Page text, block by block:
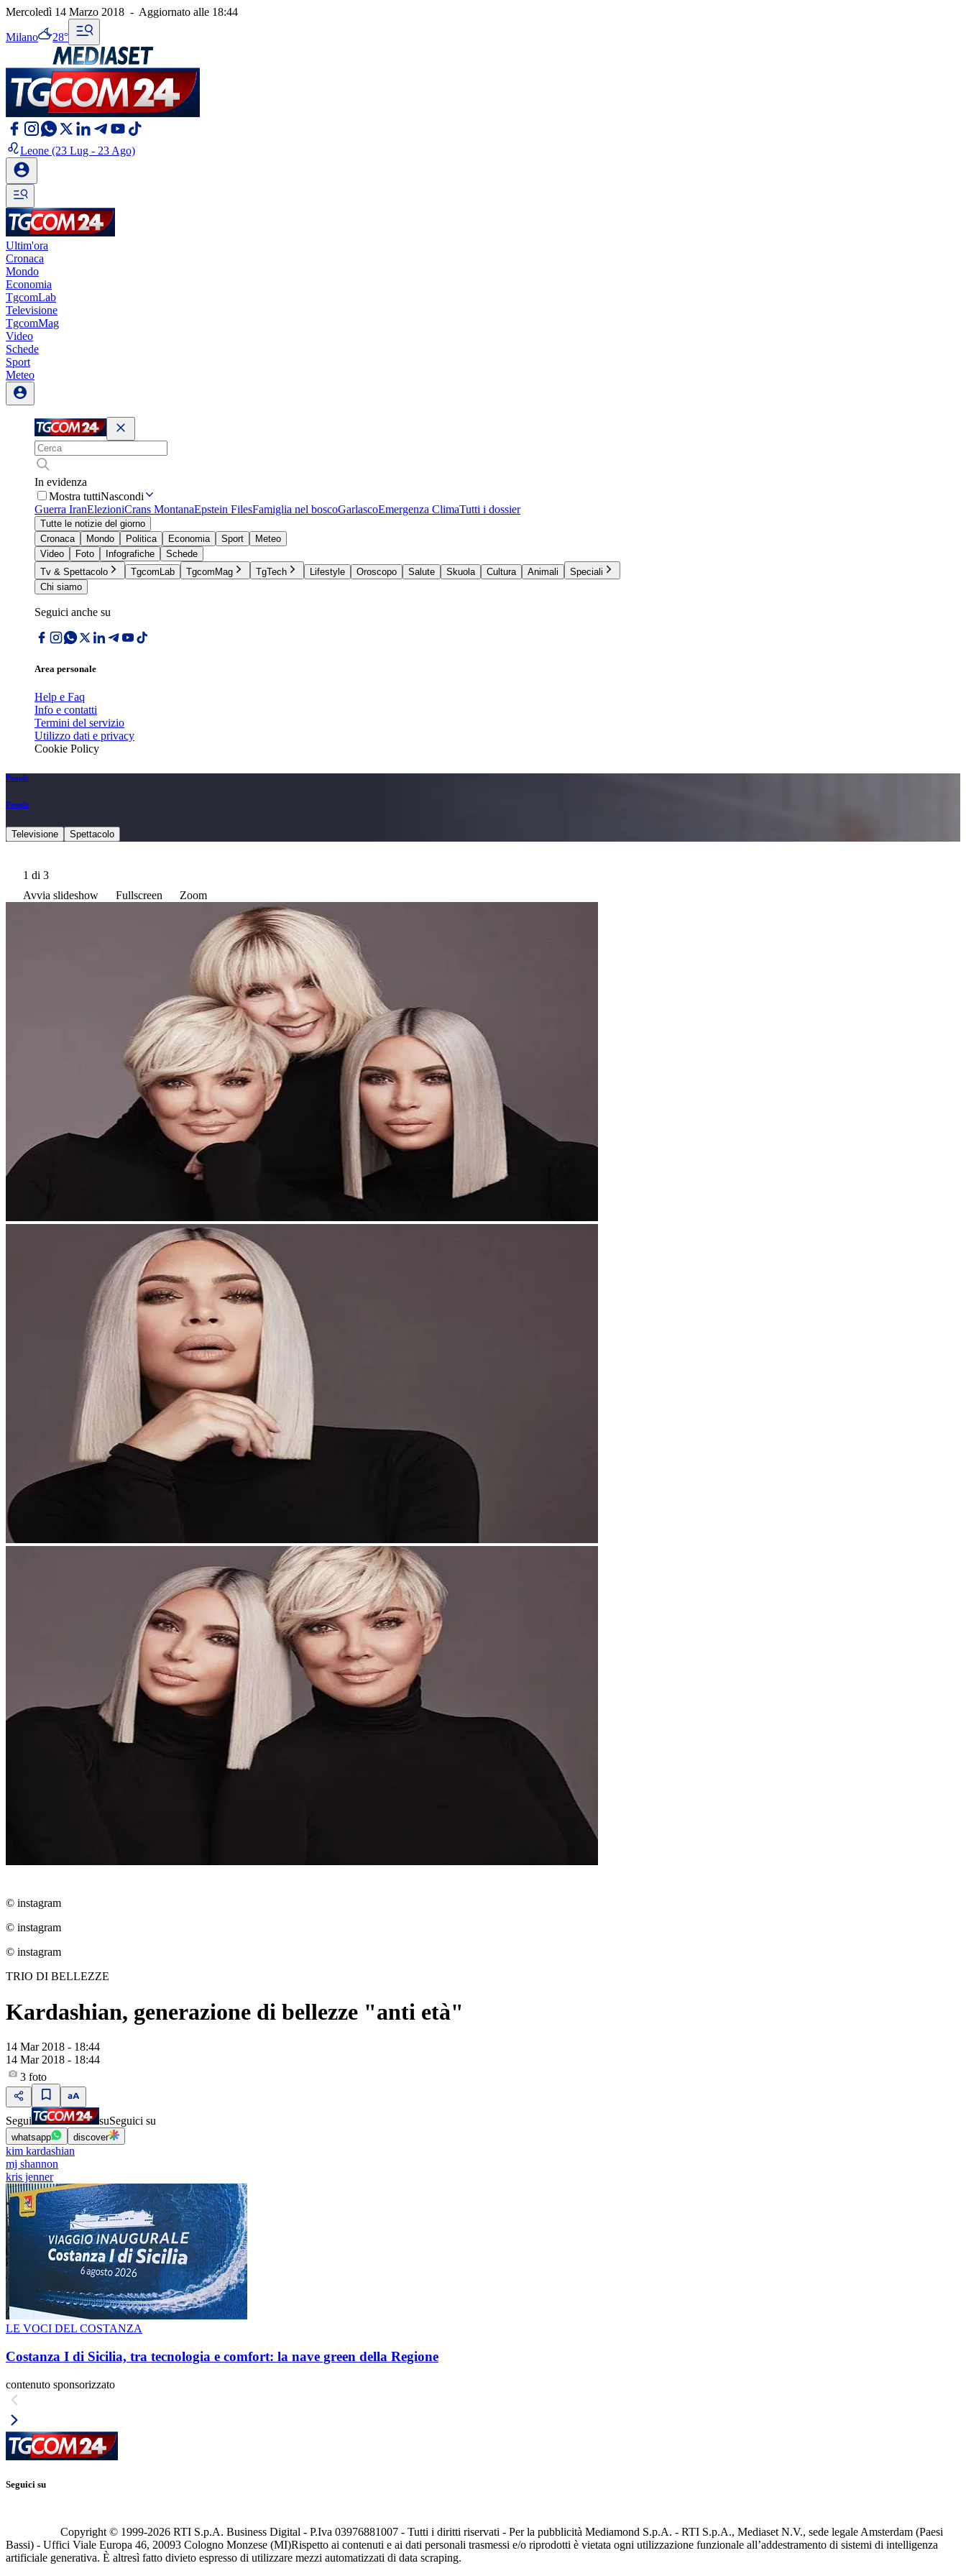
Mercoledì 14 Marzo 2018 - Aggiornato alle 18:44
Milano 28°
Leone (23 Lug - 23 Ago)
Ultim'ora
Cronaca
Mondo
Economia
TgcomLab
Televisione
TgcomMag
Video
Schede
Sport
Meteo
In evidenza
Mostra tuttiNascondi
Guerra IranElezioniCrans MontanaEpstein FilesFamiglia nel boscoGarlascoEmergenza ClimaTutti i dossier
Tutte le notizie del giorno
Cronaca
Mondo Politica Economia Sport
Meteo
Video
Foto Infografiche
Schede
Tv & Spettacolo
TgcomLab TgcomMag TgTech Lifestyle Oroscopo Salute Skuola Cultura Animali
Speciali
Chi siamo
Seguici anche su
Area personale
Help e Faq
Info e contatti
Termini del servizio
Utilizzo dati e privacy
Cookie Policy
People
People
Televisione Spettacolo
1 di 3
Avvia slideshow
Fullscreen Zoom
© instagram
© instagram
© instagram
TRIO DI BELLEZZE
Kardashian, generazione di bellezze "anti età"
14 Mar 2018 - 18:44
14 Mar 2018 - 18:44
3 foto
Segui suSeguici su
whatsapp discover
kim kardashian
mj shannon
kris jenner
LE VOCI DEL COSTANZA
Costanza I di Sicilia, tra tecnologia e comfort: la nave green della Regione
contenuto sponsorizzato
Seguici su
Copyright © 1999-2026 RTI S.p.A. Business Digital - P.Iva 03976881007 - Tutti i diritti riservati - Per la pubblicità Mediamond S.p.A. - RTI S.p.A., Mediaset N.V., sede legale Amsterdam (Paesi
Bassi) - Uffici Viale Europa 46, 20093 Cologno Monzese (MI)Rispetto ai contenuti e ai dati personali trasmessi e/o riprodotti è vietata ogni utilizzazione funzionale all’addestramento di sistemi di intelligenza
artificiale generativa. È altresì fatto divieto espresso di utilizzare mezzi automatizzati di data scraping.